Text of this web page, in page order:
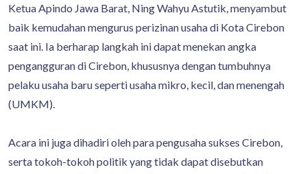
Ketua Apindo Jawa Barat, Ning Wahyu Astutik, menyambut
baik kemudahan mengurus perizinan usaha di Kota Cirebon
saat ini. Ia berharap langkah ini dapat menekan angka
pengangguran di Cirebon, khususnya dengan tumbuhnya
pelaku usaha baru seperti usaha mikro, kecil, dan menengah
(UMKM).
Acara ini juga dihadiri oleh para pengusaha sukses Cirebon,
serta tokoh-tokoh politik yang tidak dapat disebutkan